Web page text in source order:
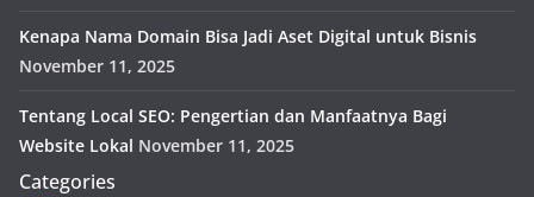
Kenapa Nama Domain Bisa Jadi Aset Digital untuk Bisnis
November 11, 2025
Tentang Local SEO: Pengertian dan Manfaatnya Bagi
Website Lokal November 11, 2025
Categories